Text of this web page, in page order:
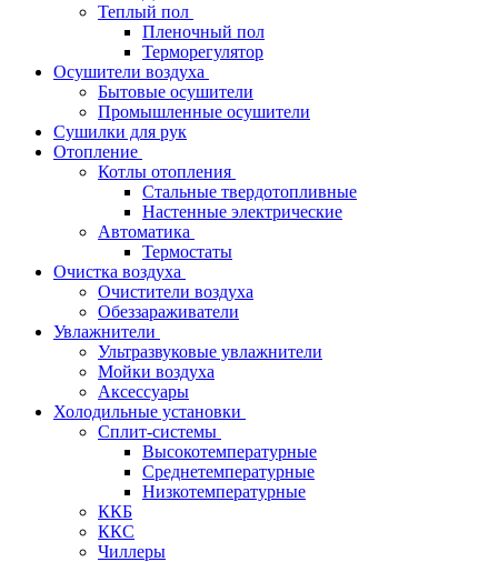
Теплый пол
Пленочный пол
Терморегулятор
Осушители воздуха
Бытовые осушители
Промышленные осушители
Сушилки для рук
Отопление
Котлы отопления
Стальные твердотопливные
Настенные электрические
Автоматика
Термостаты
Очистка воздуха
Очистители воздуха
Обеззараживатели
Увлажнители
Ультразвуковые увлажнители
Мойки воздуха
Аксессуары
Холодильные установки
Сплит-системы
Высокотемпературные
Среднетемпературные
Низкотемпературные
ККБ
ККС
Чиллеры